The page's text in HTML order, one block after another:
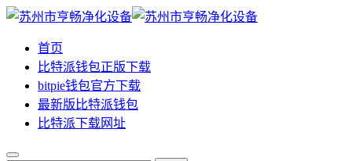
首页
比特派钱包正版下载
bitpie钱包官方下载
最新版比特派钱包
比特派下载网址